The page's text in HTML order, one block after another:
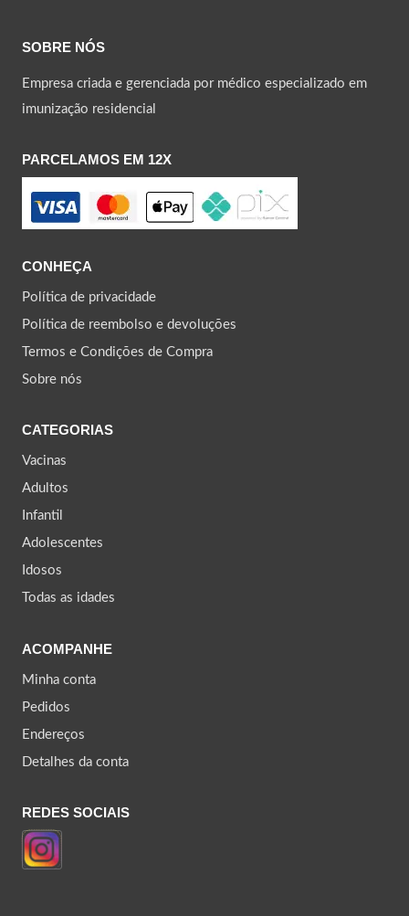
SOBRE NÓS
Empresa criada e gerenciada por médico especializado em
imunização residencial
PARCELAMOS EM 12X
CONHEÇA
Política de privacidade
Política de reembolso e devoluções
Termos e Condições de Compra
Sobre nós
CATEGORIAS
Vacinas
Adultos
Infantil
Adolescentes
Idosos
Todas as idades
ACOMPANHE
Minha conta
Pedidos
Endereços
Detalhes da conta
REDES SOCIAIS